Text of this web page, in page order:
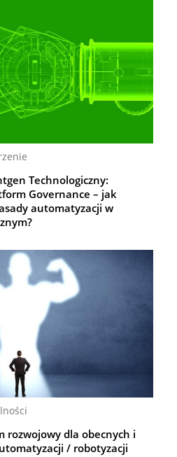
Technologiczny:
Governance – jak
automatyzacji w
rozwojowy dla obecnych i
/ robotyzacji